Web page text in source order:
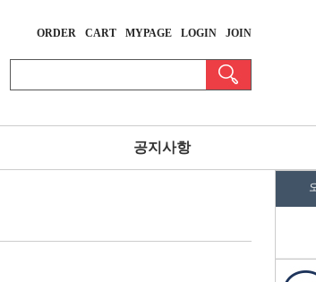
JOIN
LOGIN
MYPAGE
CART
ORDER
공지사항